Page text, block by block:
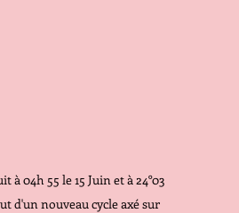
04h 55 le 15 Juin et à 24°03
d'un nouveau cycle axé sur